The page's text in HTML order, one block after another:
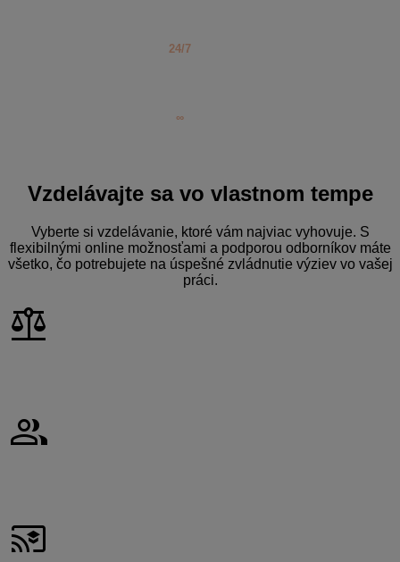
24/7
∞
Vzdelávajte savo vlastnom tempe
Vyberte si vzdelávanie, ktoré vám najviac vyhovuje. S
flexibilnými online možnosťami a podporou odborníkov máte
všetko, čo potrebujete na úspešné zvládnutie výziev vo vašej
práci.
balance
group
cast_for_education